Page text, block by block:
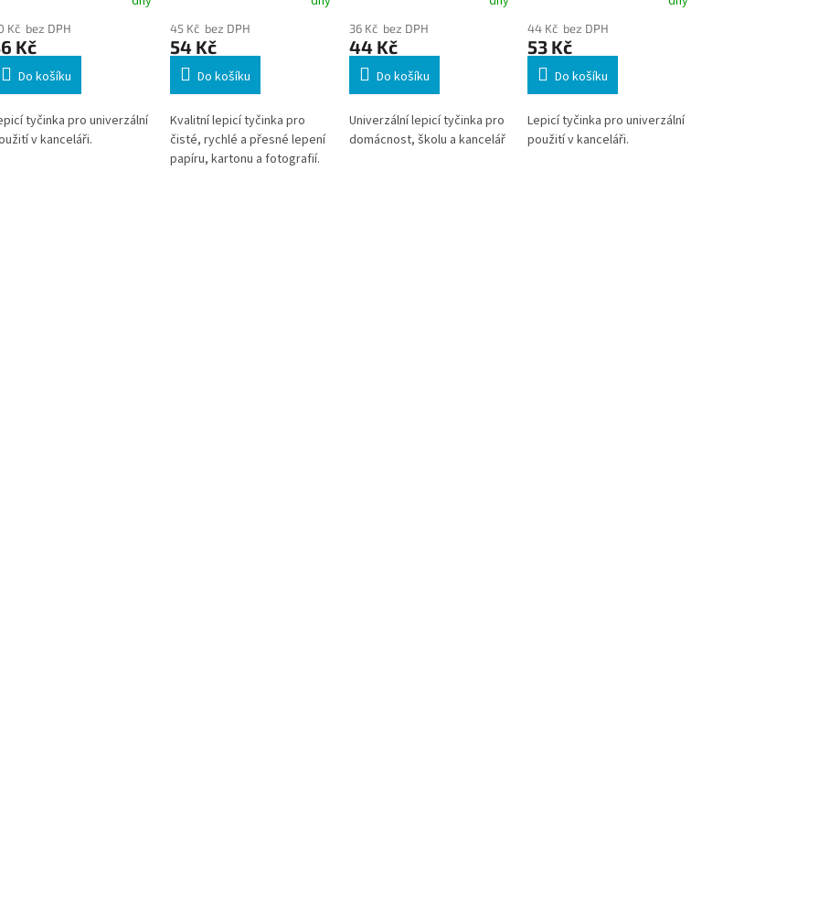
Kč bez DPH
Kč
Do košíku
tyčinka pro univerzální
v kanceláři.
45 Kč bez DPH
54 Kč
Do košíku
Kvalitní lepicí tyčinka pro
čisté, rychlé a přesné lepení
papíru, kartonu a fotografií.
36 Kč bez DPH
44 Kč
Do košíku
Univerzální lepicí tyčinka pro
domácnost, školu a kancelář
44 Kč bez DPH
53 Kč
Do košíku
Lepicí tyčinka pro univerzální
použití v kanceláři.